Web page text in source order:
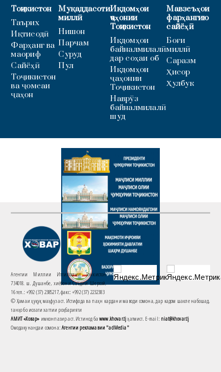
Тоҷикистон
Таърих
Иқтисодӣ
Фарҳанг ва
маориф
Сайёҳӣ
Тоҷикистон
ва ҷомеаи
ҷаҳон
Муқаддасоти
миллӣ
Нишон
Парчам
Суруд
Пул
Иқдомҳои
ҷаҳонии
Тоҷикистон
Иқдомҳои
байналмилалӣ
дар соҳаи об
Иқдомҳои
ҷаҳонии
Тоҷикистон
Наврӯз
байналмилалӣ
шуд
Мавзеъҳои
фарҳангию
сайёҳӣ
Боғи
миллӣ
Саразм
Ҳисор
Ҳулбук
Агентии Миллии Иттилоотии Тоҷикистон
734018. ш. Душанбе, хиёбони Саъдии Шерозӣ,
16 тел.: +992 (37) 2385217, факс: +992 (37) 2232383
© Ҳамаи ҳуқуқ маҳфуз аст. Истифода ва паҳн кардани маводи сомона, дар кадом шакле набошад,
танҳо бо иҷозати хаттии роҳбарияти
АМИТ «Ховар» имконпазир аст. Истинод баwww.khovar.tjҳатмист. E-mail: niat@khovar.tj
Омодакунандаи сомона:Агентии рекламавии "adMedia"